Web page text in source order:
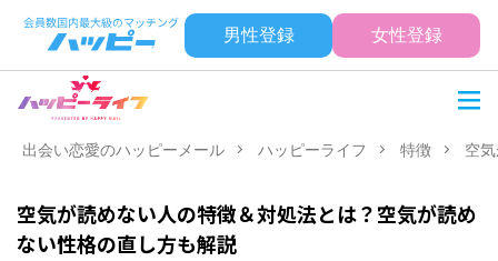
男性登録 女性登録
出会い恋愛のハッピーメール ハッピーライフ 特徴 空
空気が読めない人の特徴＆対処法とは？空気が読め
ない性格の直し方も解説